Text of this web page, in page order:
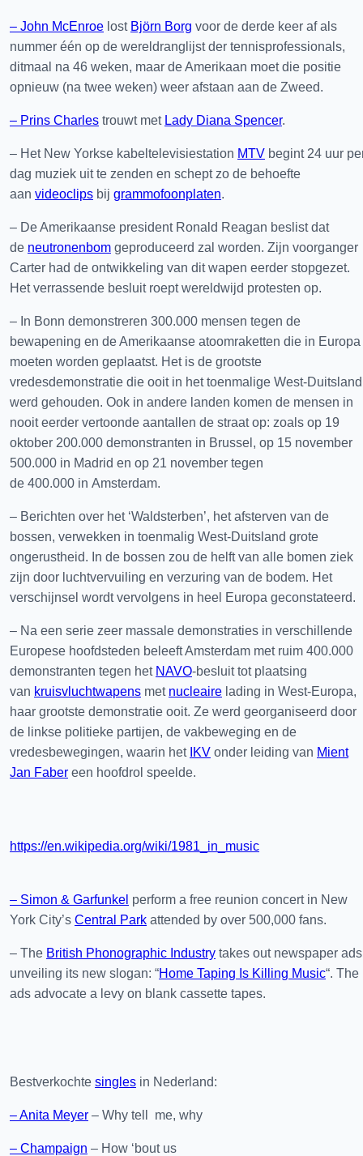
– John McEnroe lost Björn Borg voor de derde keer af als
nummer één op de wereldranglijst der tennisprofessionals,
ditmaal na 46 weken, maar de Amerikaan moet die positie
opnieuw (na twee weken) weer afstaan aan de Zweed.
– Prins Charles trouwt met Lady Diana Spencer.
– Het New Yorkse kabeltelevisiestation MTV begint 24 uur
dag muziek uit te zenden en schept zo de behoefte
aan videoclips bij grammofoonplaten.
– De Amerikaanse president Ronald Reagan beslist dat
de neutronenbom geproduceerd zal worden. Zijn voorganger
Carter had de ontwikkeling van dit wapen eerder stopgezet.
Het verrassende besluit roept wereldwijd protesten op.
– In Bonn demonstreren 300.000 mensen tegen de
bewapening en de Amerikaanse atoomraketten die in Europa
moeten worden geplaatst. Het is de grootste
vredesdemonstratie die ooit in het toenmalige West-Duitsland
werd gehouden. Ook in andere landen komen de mensen in
nooit eerder vertoonde aantallen de straat op: zoals op 19
oktober 200.000 demonstranten in Brussel, op 15 november
500.000 in Madrid en op 21 november tegen
de 400.000 in Amsterdam.
– Berichten over het ‘Waldsterben’, het afsterven van de
bossen, verwekken in toenmalig West-Duitsland grote
ongerustheid. In de bossen zou de helft van alle bomen ziek
zijn door luchtvervuiling en verzuring van de bodem. Het
verschijnsel wordt vervolgens in heel Europa geconstateerd.
– Na een serie zeer massale demonstraties in verschillende
Europese hoofdsteden beleeft Amsterdam met ruim 400.000
demonstranten tegen het NAVO-besluit tot plaatsing
van kruisvluchtwapens met nucleaire lading in West-Europa,
haar grootste demonstratie ooit. Ze werd georganiseerd door
de linkse politieke partijen, de vakbeweging en de
vredesbewegingen, waarin het IKV onder leiding van Mient
Jan Faber een hoofdrol speelde.
https://en.wikipedia.org/wiki/1981_in_music
– Simon & Garfunkel perform a free reunion concert in New
York City’s Central Park attended by over 500,000 fans.
– The British Phonographic Industry takes out newspaper ads
unveiling its new slogan: “Home Taping Is Killing Music“. The
ads advocate a levy on blank cassette tapes.
Bestverkochte singles in Nederland:
– Anita Meyer – Why tell me, why
– Champaign – How ‘bout us